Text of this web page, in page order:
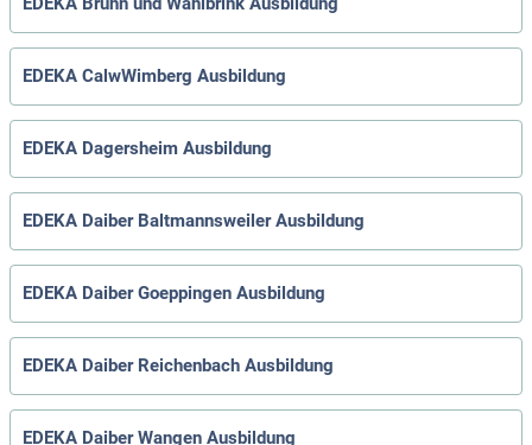
EDEKA CalwWimberg Ausbildung
EDEKA Dagersheim Ausbildung
EDEKA Daiber Baltmannsweiler Ausbildung
EDEKA Daiber Goeppingen Ausbildung
EDEKA Daiber Reichenbach Ausbildung
EDEKA Daiber Wangen Ausbildung